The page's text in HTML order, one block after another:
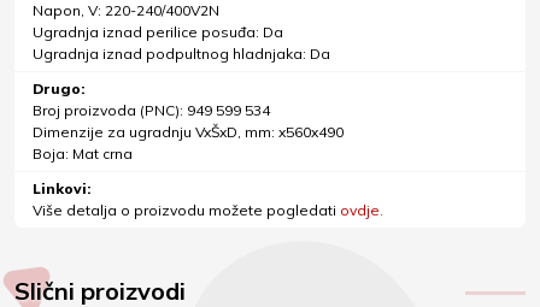
Napon, V: 220-240/400V2N
Ugradnja iznad perilice posuđa: Da
Ugradnja iznad podpultnog hladnjaka: Da
Drugo:
Broj proizvoda (PNC): 949 599 534
Dimenzije za ugradnju VxŠxD, mm: x560x490
Boja: Mat crna
Linkovi:
Više detalja o proizvodu možete pogledati ovdje.
Slični proizvodi